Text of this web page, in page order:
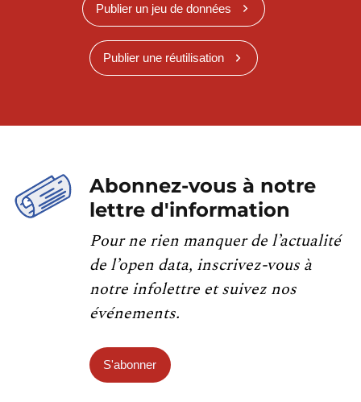
Publier un jeu de données
Publier une réutilisation
Abonnez-vous à notre
lettre d'information
Pour ne rien manquer de l’actualité
de l’open data, inscrivez-vous à
notre infolettre et suivez nos
événements.
S'abonner